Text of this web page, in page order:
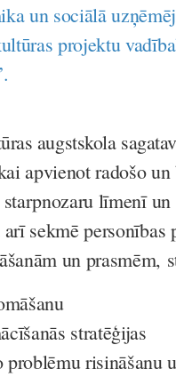
un sociālā
projektu
augstskola
apvienot radošo
līmenī
sekmē personības
un prasmēm,
stratēģijas
risināšanu